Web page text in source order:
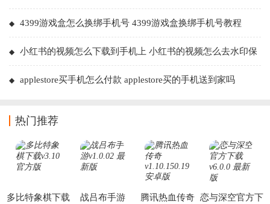
4399游戏盒怎么换绑手机号 4399游戏盒换绑手机号教程
小红书的视频怎么下载到手机上 小红书的视频怎么去水印保
applestore买手机怎么付款 applestore买的手机送到家吗
热门推荐
多比特象棋下载 战吕布手游 腾讯热血传奇 恋与深空官方下